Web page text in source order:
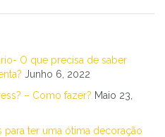
O que precisa de saber
Junho 6, 2022
– Como fazer? Maio 23,
para ter uma ótima decoração